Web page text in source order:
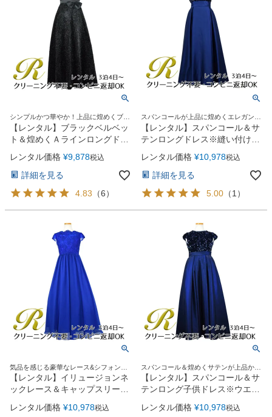
シンプルかつ華やか！上品に煌めくブラ
ックロングドレス
【レンタル】ブラックベルベッ
ト＆煌めくＡラインロングドレ
ス※ウエストリボン結び型
(YP157)ブラック
レンタル価格 ¥9,878税込
詳細を見る
4.83 （6）
スパンコールが上品に煌めくエレガント
Ａラインロングドレス
【レンタル】スパンコール＆サ
テンロングドレス※縫い付けリ
ボン型(YP136A)ネイビー
レンタル価格 ¥10,978税込
詳細を見る
5.00 （1 ）
気品を感じる豪華なレース&シフォンロ
ングドレス
【レンタル】イリュージョンネ
ックレース＆キャップスリーブ
シフォンロング子供ドレス
(YP158)ロイヤルブルー
レンタル価格 ¥10,978税込
スパンコール＆煌めくサテンが上品かつ
華やかなＡラインロングドレス
【レンタル】スパンコール＆サ
テンロング子供ドレス※ウエス
トリボン結び型(YP136B)ネイ
ビー
レンタル価格 ¥10,978税込